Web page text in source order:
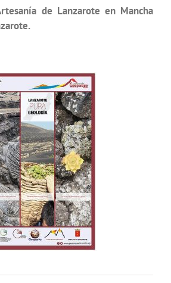
de Lanzarote en Mancha